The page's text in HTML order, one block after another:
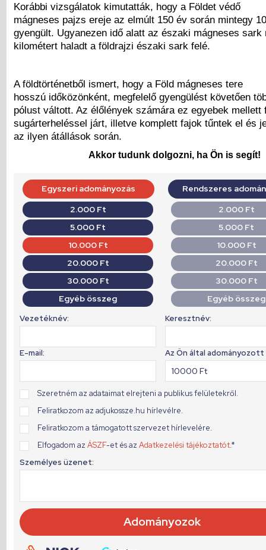
Korábbi vizsgálatok kimutatták, hogy a Földet védő
mágneses pajzs ereje az elmúlt 150 év során mintegy
gyengült. Ugyanezen idő alatt az északi mágneses sark
kilométert haladt a földrajzi északi sark felé.
A földtörténetből ismert, hogy a Föld mágneses tere
hosszú időközönként, megfelelő gyengülést követően
pólust váltott. Az élőlények számára ez egyebek mellett
sugárterheléssel járt, illetve komplett fajok tűntek el és
az ilyen átállások során.
Akkor tudunk dolgozni, ha Ön is segít!